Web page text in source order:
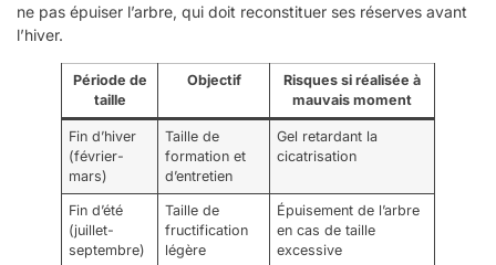
ne pas épuiser l’arbre, qui doit reconstituer ses réserves avant
l’hiver.
Période de
taille
Objectif
Risques si réalisée à
mauvais moment
Fin d’hiver
(février-
mars)
Taille de
formation et
d’entretien
Gel retardant la
cicatrisation
Fin d’été
(juillet-
septembre)
Taille de
fructification
légère
Épuisement de l’arbre
en cas de taille
excessive